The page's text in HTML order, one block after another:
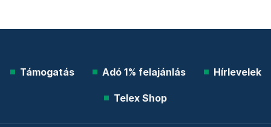
Támogatás Adó 1% felajánlás Hírlevelek
Telex Shop